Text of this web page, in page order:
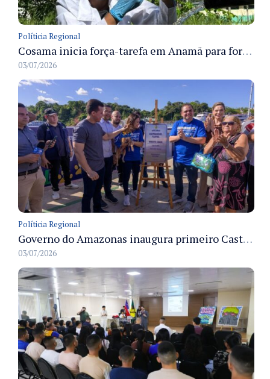
Políticia Regional
Cosama inicia força-tarefa em Anamã para fortalecer abastecimento de água e segurança hídrica da população
03/07/2026
Políticia Regional
Governo do Amazonas inaugura primeiro Castramóvel Fluvial para atendimento veterinário às comunidades ribeirinhas e castração gratuita
03/07/2026